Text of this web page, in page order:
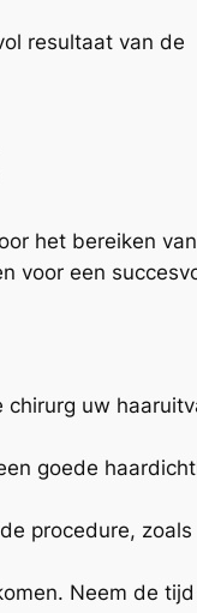
resultaat van de
het bereiken van
voor een
uw
goede
procedure, zoals
Neem de